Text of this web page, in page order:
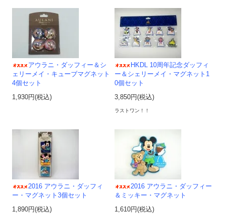
アウラニ・ダッフィー＆シ
ェリーメイ・キューブマグネット
4個セット
1,930円(税込)
HKDL 10周年記念ダッフィ
ー＆シェリーメイ・マグネット1
0個セット
3,850円(税込)
ラストワン！！
2016 アウラニ・ダッフィ
ー・マグネット3個セット
1,890円(税込)
2016 アウラニ・ダッフィー
＆ミッキー・マグネット
1,610円(税込)